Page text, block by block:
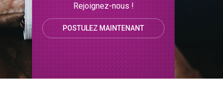
Rejoignez-nous !
POSTULEZ MAINTENANT